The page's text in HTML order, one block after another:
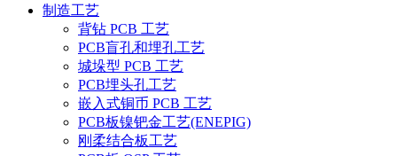
制造工艺
背钻 PCB 工艺
PCB盲孔和埋孔工艺
城垛型 PCB 工艺
PCB埋头孔工艺
嵌入式铜币 PCB 工艺
PCB板镍钯金工艺(ENEPIG)
刚柔结合板工艺